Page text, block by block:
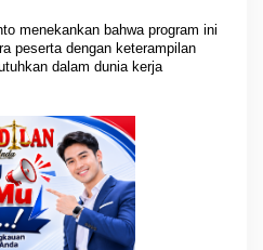
menekankan bahwa program ini
peserta dengan keterampilan
dalam dunia kerja